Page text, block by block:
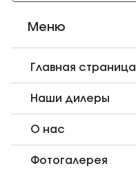
Меню
Главная страница
Наши дилеры
О нас
Фотогалерея